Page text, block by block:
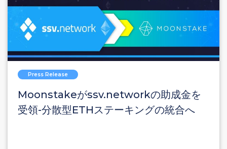
Press Release
Moonstakeがssv.networkの助成金を
受領-分散型ETHステーキングの統合へ